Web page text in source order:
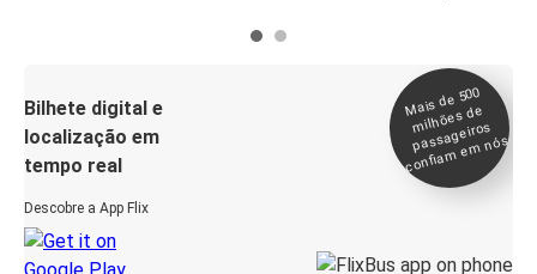
Bilhete digital e
localização em
tempo real
Descobre a App Flix
Mais de 500
milhões de
passageiros
confia
m e
m nós